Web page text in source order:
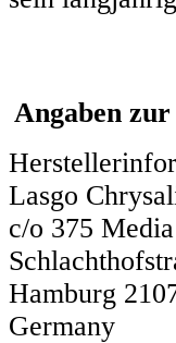
Angaben
Lasgo
c/o 375
Hamburg
Germany